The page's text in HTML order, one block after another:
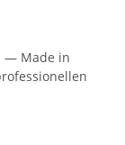
— Made in